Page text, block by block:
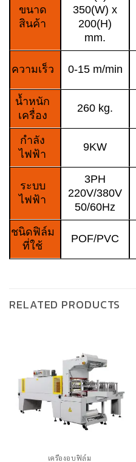
ขนาด
สินค้า
350(W) x
200(H)
mm.
ความเร็ว 0-15 m/min
น้ำหนัก
เครื่อง
260 kg.
กำลัง
ไฟฟ้า
9KW
ระบบ
ไฟฟ้า
3PH
220V/380V
50/60Hz
ชนิดฟิล์ม
ที่ใช้
POF/PVC
RELATED PRODUCTS
เครื่องอบฟิล์ม